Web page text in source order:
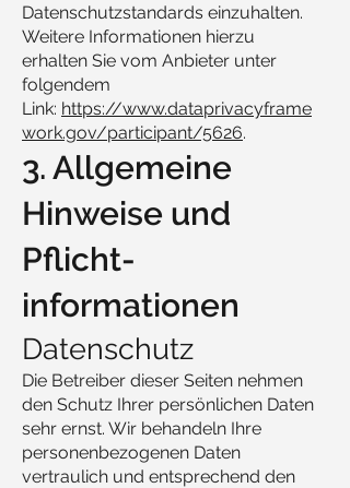
Datenschutzstandards einzuhalten.
Weitere Informationen hierzu
erhalten Sie vom Anbieter unter
folgendem
Link: https://www.dataprivacyframe
work.gov/participant/5626.
3. Allgemeine
Hinweise und
Pflicht­
informationen
Datenschutz
Die Betreiber dieser Seiten nehmen
den Schutz Ihrer persönlichen Daten
sehr ernst. Wir behandeln Ihre
personenbezogenen Daten
vertraulich und entsprechend den